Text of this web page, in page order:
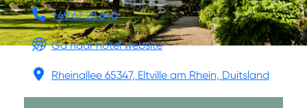
+49 67 23 640
Ga naar hotel website
Rheinallee 65347, Eltville am Rhein, Duitsland